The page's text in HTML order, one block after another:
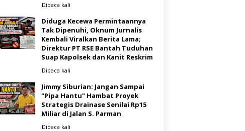
Dibaca kali
Diduga Kecewa Permintaannya
Tak Dipenuhi, Oknum Jurnalis
Kembali Viralkan Berita Lama;
Direktur PT RSE Bantah Tuduhan
Suap Kapolsek dan Kanit Reskrim
Dibaca kali
Jimmy Siburian: Jangan Sampai
"Pipa Hantu" Hambat Proyek
Strategis Drainase Senilai Rp15
Miliar di Jalan S. Parman
Dibaca kali